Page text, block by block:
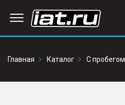
Главная
Каталог С пробегом